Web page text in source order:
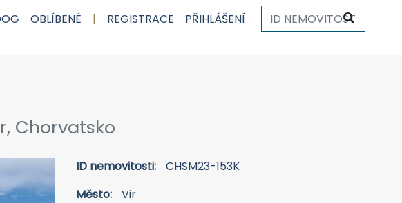
OBLÍBENÉ | REGISTRACE PŘIHLÁŠENÍ
Chorvatsko
ID nemovitosti:
CHSM23-153K
Město:
Vir